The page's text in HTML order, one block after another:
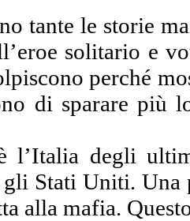
tante le storie
solitario e
perché
di sparare più
l’Italia degli
Stati Uniti. Una
alla mafia.